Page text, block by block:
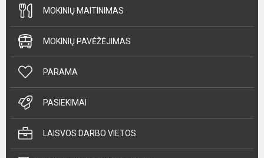
MOKINIŲ MAITINIMAS
MOKINIŲ PAVĖŽĖJIMAS
PARAMA
PASIEKIMAI
LAISVOS DARBO VIETOS